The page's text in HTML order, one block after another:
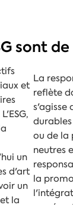
sont
et
un
d'art
un
la
La
reflète
s'agisse
ou de la
neutres
la